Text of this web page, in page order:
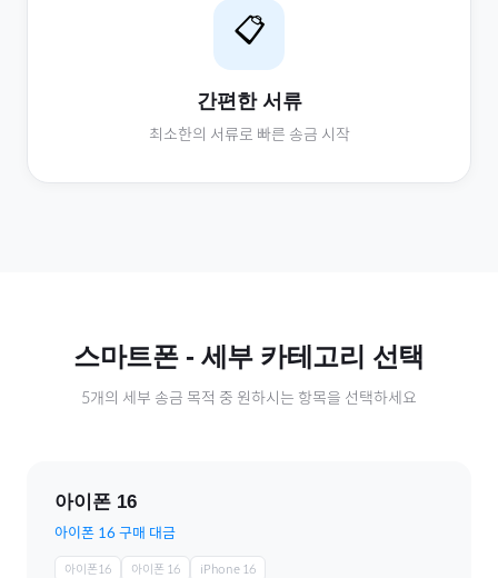
📋
간편한 서류
최소한의 서류로 빠른 송금 시작
스마트폰- 세부 카테고리 선택
5개의 세부 송금 목적 중 원하시는 항목을 선택하세요
아이폰 16
아이폰 16 구매 대금
아이폰16 아이폰 16 iPhone 16